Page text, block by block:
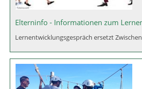
Elterninfo - Informationen zum
Lernentwicklungsgespräch ersetzt